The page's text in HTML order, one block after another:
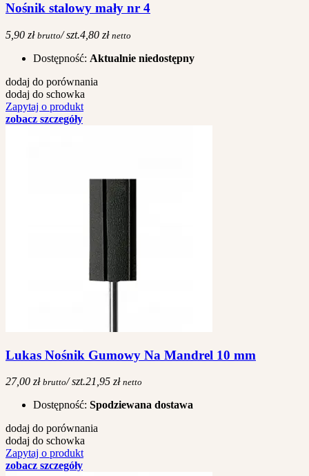
Nośnik stalowy mały nr 4
5,90 zł brutto/ szt.4,80 zł netto
Dostępność: Aktualnie niedostępny
dodaj do porównania
dodaj do schowka
Zapytaj o produkt
zobacz szczegóły
Lukas Nośnik Gumowy Na Mandrel 10 mm
27,00 zł brutto/ szt.21,95 zł netto
Dostępność: Spodziewana dostawa
dodaj do porównania
dodaj do schowka
Zapytaj o produkt
zobacz szczegóły